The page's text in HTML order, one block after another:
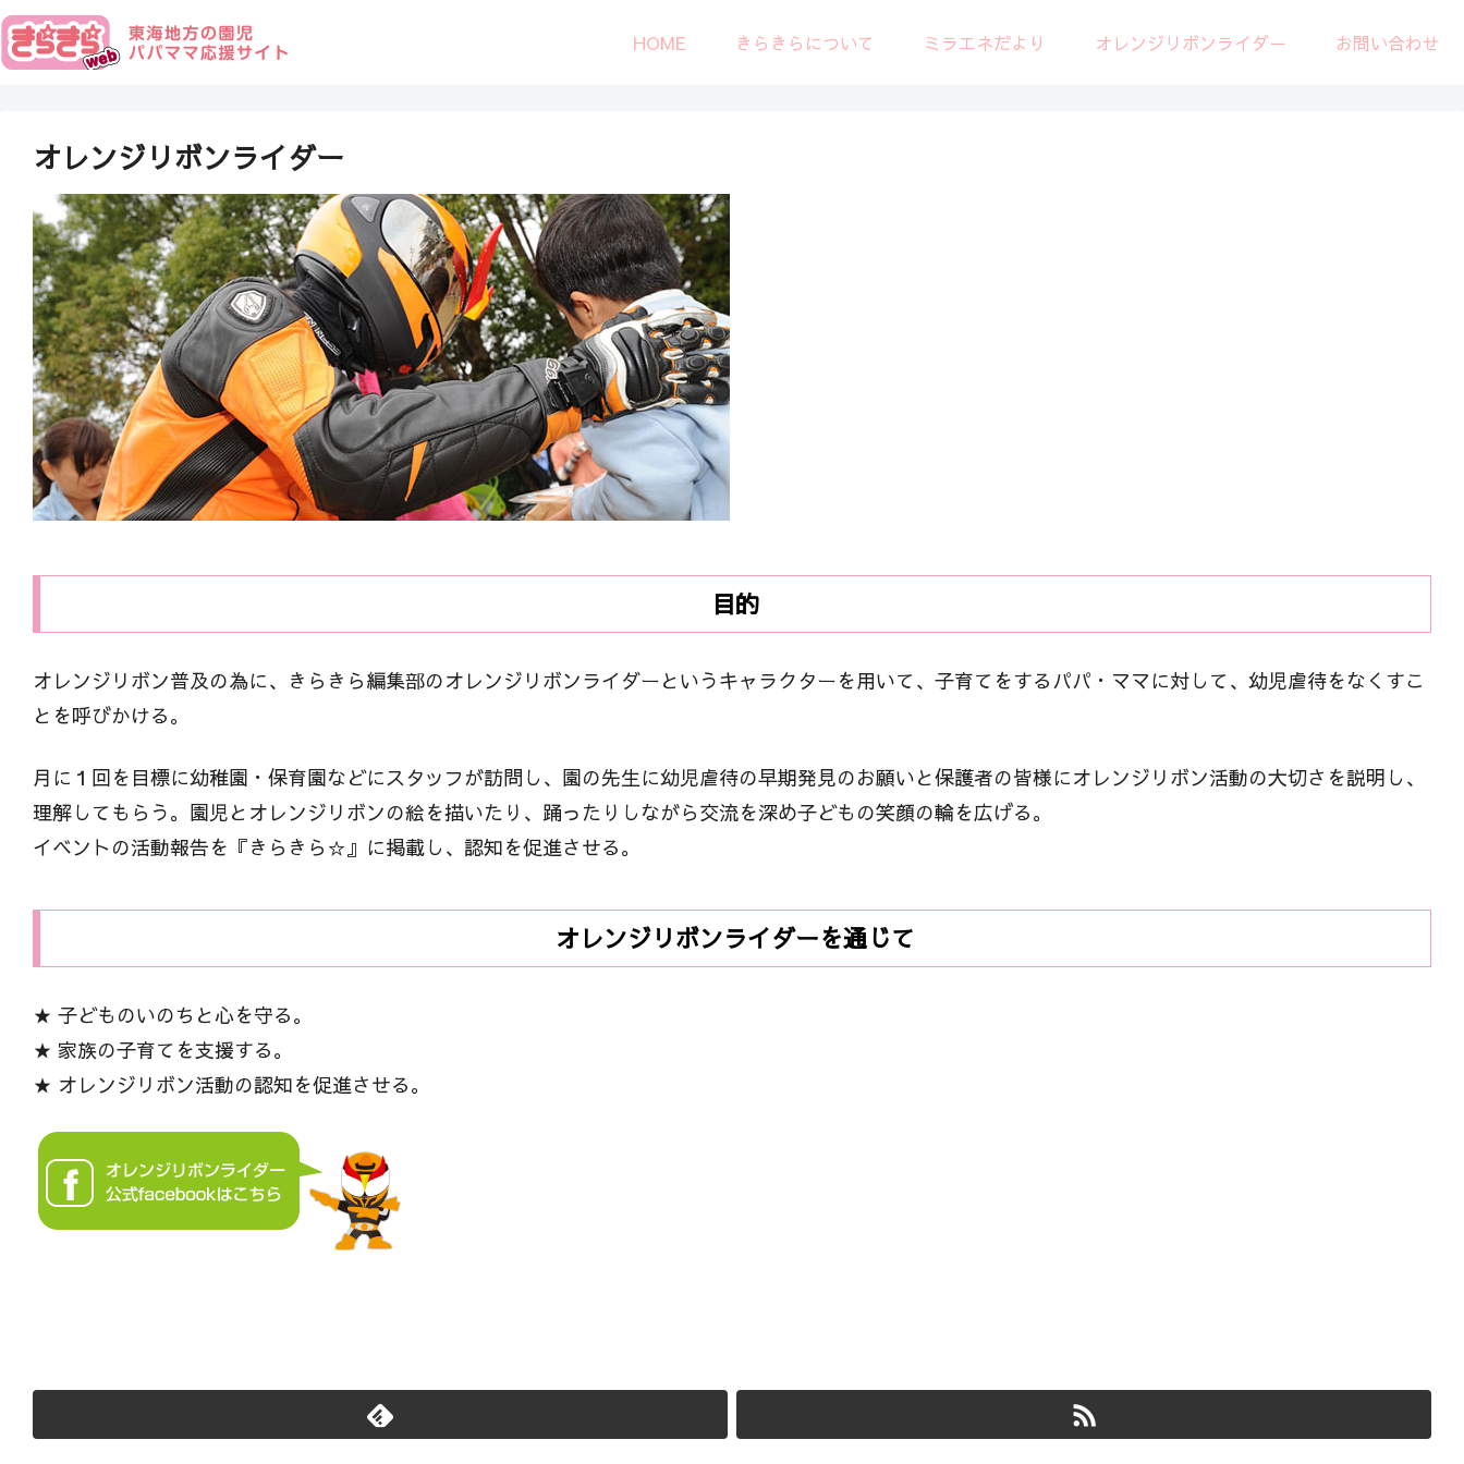
HOME きらきらについて ミラエネだより オレンジリボンライダー お問い合わせ
オレンジリボンライダー
目的
オレンジリボン普及の為に、きらきら編集部のオレンジリボンライダーというキャラクターを用いて、子育てをするパパ・ママに対して、幼児虐待をなくすこ
とを呼びかける。
月に１回を目標に幼稚園・保育園などにスタッフが訪問し、園の先生に幼児虐待の早期発見のお願いと保護者の皆様にオレンジリボン活動の大切さを説明し、
理解してもらう。園児とオレンジリボンの絵を描いたり、踊ったりしながら交流を深め子どもの笑顔の輪を広げる。
イベントの活動報告を『きらきら☆』に掲載し、認知を促進させる。
オレンジリボンライダーを通じて
★ 子どものいのちと心を守る。
★ 家族の子育てを支援する。
★ オレンジリボン活動の認知を促進させる。